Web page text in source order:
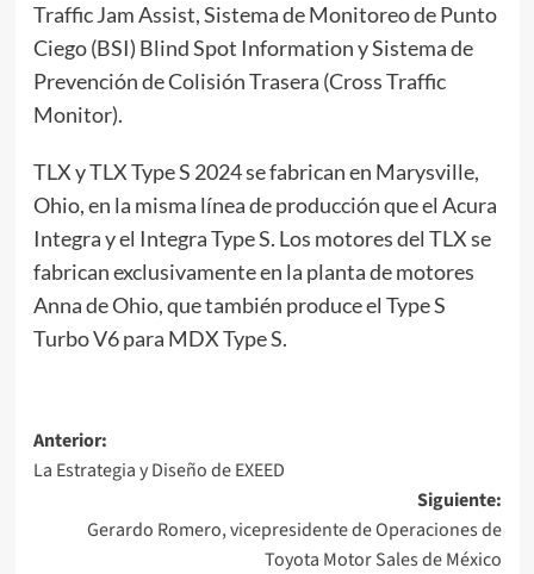
Traffic Jam Assist, Sistema de Monitoreo de Punto
Ciego (BSI) Blind Spot Information y Sistema de
Prevención de Colisión Trasera (Cross Traffic
Monitor).
TLX y TLX Type S 2024 se fabrican en Marysville,
Ohio, en la misma línea de producción que el Acura
Integra y el Integra Type S. Los motores del TLX se
fabrican exclusivamente en la planta de motores
Anna de Ohio, que también produce el Type S
Turbo V6 para MDX Type S.
Navegación
de
entradas
Anterior:
La Estrategia y Diseño de EXEED
Siguiente:
Gerardo Romero, vicepresidente de Operaciones de
Toyota Motor Sales de México